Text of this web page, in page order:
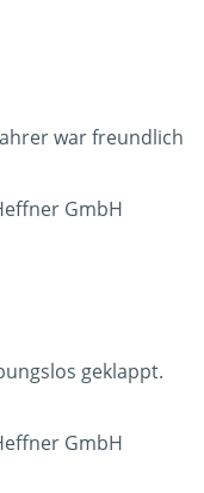
war freundlich
GmbH
geklappt.
GmbH